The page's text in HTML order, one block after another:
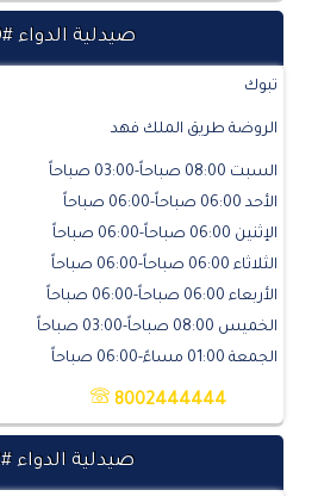
صيدلية الدواء #430
تبوك
الروضة طريق الملك فهد
السبت 08:00 صباحاً-03:00 صباحاً
الأحد 06:00 صباحاً-06:00 صباحاً
الإثنين 06:00 صباحاً-06:00 صباحاً
الثلاثاء 06:00 صباحاً-06:00 صباحاً
الأربعاء 06:00 صباحاً-06:00 صباحاً
الخميس 08:00 صباحاً-03:00 صباحاً
الجمعة 01:00 مساءً-06:00 صباحاً
8002444444
صيدلية الدواء #442